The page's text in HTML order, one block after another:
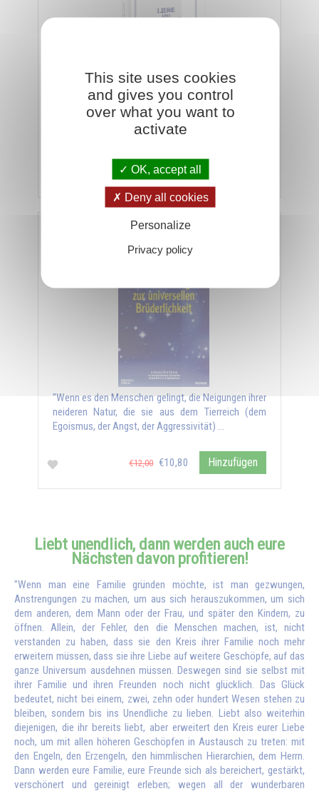
Es scheint, als wäre über Liebe und Sexualität
bereits alles gesagt. Unbeachtet jedoch bleibt die
Tatsache, dass die Kraft der Liebe, die …
€27,00 €24,30
Auf dem Weg zur universellen Brüderlichkeit
"Wenn es den Menschen gelingt, die Neigungen ihrer
neideren Natur, die sie aus dem Tierreich (dem
Egoismus, der Angst, der Aggressivität) …
€12,00 €10,80 Hinzufügen
Liebt unendlich, dann werden auch eure
Nächsten davon profitieren!
"Wenn man eine Familie gründen möchte, ist man gezwungen,
Anstrengungen zu machen, um aus sich herauszukommen, um sich
dem anderen, dem Mann oder der Frau, und später den Kindern, zu
öffnen. Allein, der Fehler, den die Menschen machen, ist, nicht
verstanden zu haben, dass sie den Kreis ihrer Familie noch mehr
erweitern müssen, dass sie ihre Liebe auf weitere Geschöpfe, auf das
ganze Universum ausdehnen müssen. Deswegen sind sie selbst mit
ihrer Familie und ihren Freunden noch nicht glücklich. Das Glück
bedeutet, nicht bei einem, zwei, zehn oder hundert Wesen stehen zu
bleiben, sondern bis ins Unendliche zu lieben. Liebt also weiterhin
diejenigen, die ihr bereits liebt, aber erweitert den Kreis eurer Liebe
noch, um mit allen höheren Geschöpfen in Austausch zu treten: mit
den Engeln, den Erzengeln, den himmlischen Hierarchien, dem Herrn.
Dann werden eure Familie, eure Freunde sich als bereichert, gestärkt,
verschönert und gereinigt erleben; wegen all der wunderbaren
This site uses cookies
and gives you control
over what you want to
activate
OK, accept all
Deny all cookies
Personalize
Privacy policy